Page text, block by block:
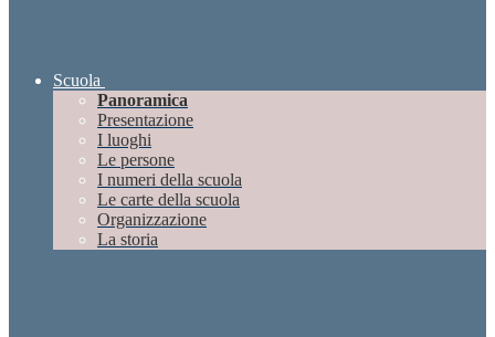
Scuola
Panoramica
Presentazione
I luoghi
Le persone
I numeri della scuola
Le carte della scuola
Organizzazione
La storia